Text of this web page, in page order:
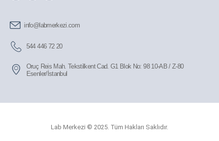
info@labmerkezi.com
544 446 72 20
Oruç Reis Mah. Tekstilkent Cad. G1 Blok No: 98 10-AB / Z-80
Esenler/İstanbul
Lab Merkezi © 2025. Tüm Hakları Saklıdır.